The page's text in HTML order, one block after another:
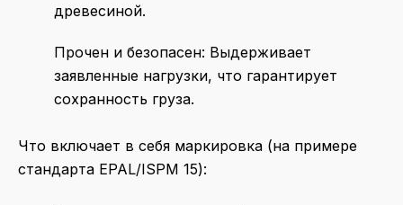
древесиной.
Прочен и безопасен: Выдерживает
заявленные нагрузки, что гарантирует
сохранность груза.
Что включает в себя маркировка (на примере
стандарта EPAL/ISPM 15):